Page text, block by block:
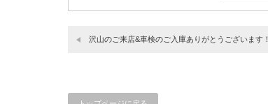
沢山のご来店&車検のご入庫ありがとうございます！